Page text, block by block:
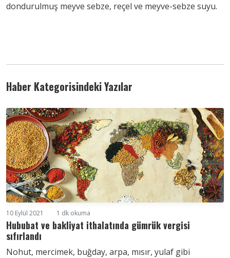
dondurulmuş meyve sebze, reçel ve meyve-sebze suyu.
Haber Kategorisindeki Yazılar
10 Eylül 2021 1 dk okuma
Hububat ve bakliyat ithalatında gümrük vergisi
sıfırlandı
Nohut, mercimek, buğday, arpa, mısır, yulaf gibi